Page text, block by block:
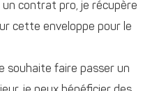
contrat pro, je récupère
cette enveloppe pour le
souhaite faire passer un